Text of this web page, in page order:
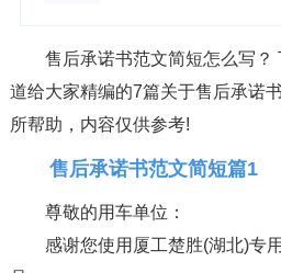
售后承诺书范文简短怎么写？
道给大家精编的7篇关于售后承诺
所帮助，内容仅供参考!
售后承诺书范文简短篇1
尊敬的用车单位：
感谢您使用厦工楚胜(湖北)专